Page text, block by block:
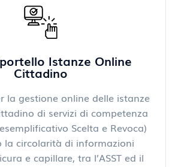
Istanze Online
Cittadino
la gestione online delle istanze
di servizi di competenza
Scelta e Revoca)
la circolarità di informazioni
e capillare, tra l’ASST ed il